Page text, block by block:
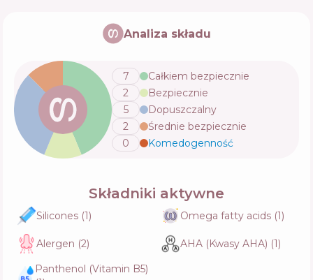
Davines Love Smoothing Instant Mask
Aktywne
Tresemme Keratin Smooth Hair Mask
Skład
Aktywne
Funkcje
Kerastase Premiere Masque Filler
Reparateur
Skład
Aktywne
Analiza składu
7
Całkiem bezpiecznie
2
Bezpiecznie
5
Dopuszczalny
2
Średnie bezpiecznie
0
Komedogenność
Składniki aktywne
Silicones (1) Omega fatty acids (1)
Alergen (2) AHA (Kwasy AHA) (1)
Panthenol (Vitamin B5)